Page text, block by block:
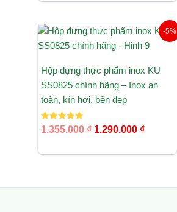
-5%
Hộp đựng thực phẩm inox KU
SS0825 chính hãng – Inox an
toàn, kín hơi, bền đẹp
Được xếp
hạng
1.355.000₫
Giá
gốc
1.355.000 ₫.
1.290.000 ₫
Giá
hiện
là: